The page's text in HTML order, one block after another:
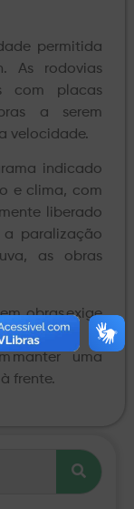
permitida
As rodovias
com placas
a serem
velocidade.
indicado
e clima, com
liberado
paralização
as obras
obras exige
respeitar a
manter uma
frente.